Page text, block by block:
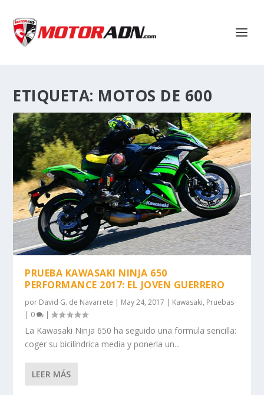
ETIQUETA: MOTOS DE 600
PRUEBA KAWASAKI NINJA 650
PERFORMANCE 2017: EL JOVEN GUERRERO
por David G. de Navarrete | May 24, 2017 | Kawasaki, Pruebas
| 0 |
La Kawasaki Ninja 650 ha seguido una formula sencilla:
coger su bicilíndrica media y ponerla un...
LEER MÁS